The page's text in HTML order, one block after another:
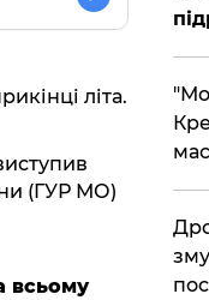
літа.
(ГУР МО)
всьому